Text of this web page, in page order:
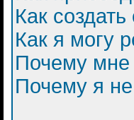
Как
Как я могу
Почему
Почему я не